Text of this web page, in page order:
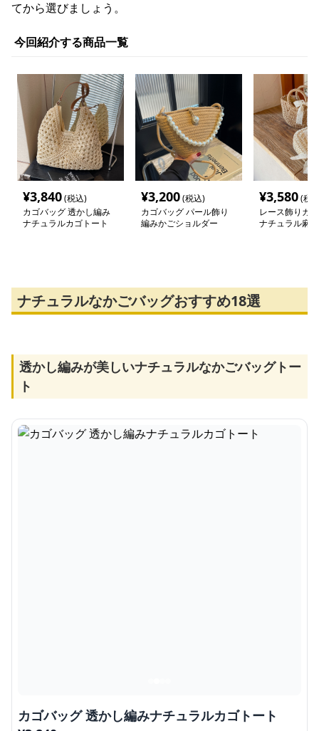
てから選びましょう。
今回紹介する商品一覧
¥3,840(税込)
カゴバッグ 透かし編み
ナチュラルカゴトート
¥3,200(税込)
カゴバッグ パール飾り
編みかごショルダー
¥3,580(税
レース飾りカ
ナチュラル麻
ナチュラルなかごバッグおすすめ18選
透かし編みが美しいナチュラルなかごバッグトー
ト
カゴバッグ 透かし編みナチュラルカゴトート